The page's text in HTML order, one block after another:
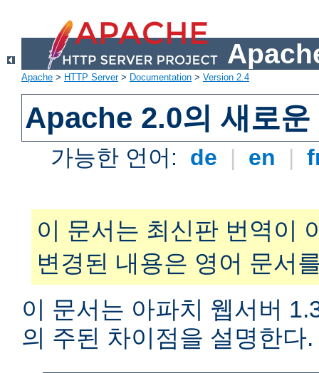
Apache > HTTP Server> Documentation > Version 2.4
Apache 2.0의 새로운
가능한 언어: de | en |
이 문서는 최신판 번역이
변경된 내용은 영어 문서
이 문서는 아파치 웹서버
의 주된 차이점을 설명한다.